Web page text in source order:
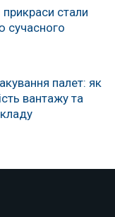
прикраси стали
сучасного
палет: як
вантажу та